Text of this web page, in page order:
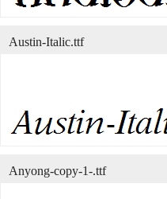
Austin-Italic.ttf
Anyong-copy-1-.ttf